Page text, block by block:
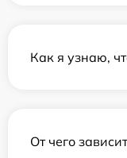
Как я узнаю,
От чего